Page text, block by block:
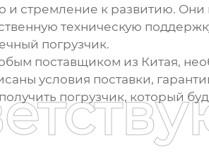
и стремление к развитию.
техническую
погрузчик.
поставщиком из Китая,
условия поставки,
погрузчик, который